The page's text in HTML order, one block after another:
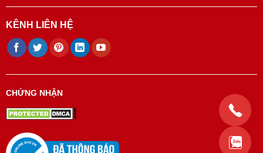
KÊNH LIÊN HỆ
CHỨNG NHẬN